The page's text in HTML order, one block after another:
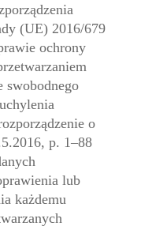
(UE) 2016/679
ochrony
swobodnego
o
p. 1–88
lub
każdemu